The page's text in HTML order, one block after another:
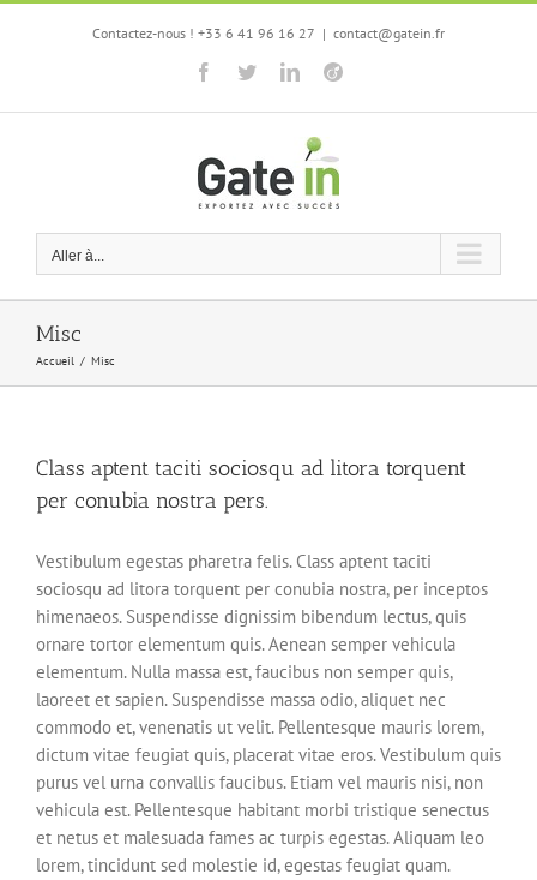
Contactez-nous ! +33 6 41 96 16 27 | contact@gatein.fr
Facebook
TwitterLinkedIn
Viadeo
Aller à...
Misc
Accueil / Misc
Class aptent taciti sociosqu ad litora torquent
per conubia nostra pers.
Vestibulum egestas pharetra felis. Class aptent taciti
sociosqu ad litora torquent per conubia nostra, per inceptos
himenaeos. Suspendisse dignissim bibendum lectus, quis
ornare tortor elementum quis. Aenean semper vehicula
elementum. Nulla massa est, faucibus non semper quis,
laoreet et sapien. Suspendisse massa odio, aliquet nec
commodo et, venenatis ut velit. Pellentesque mauris lorem,
dictum vitae feugiat quis, placerat vitae eros. Vestibulum quis
purus vel urna convallis faucibus. Etiam vel mauris nisi, non
vehicula est. Pellentesque habitant morbi tristique senectus
et netus et malesuada fames ac turpis egestas. Aliquam leo
lorem, tincidunt sed molestie id, egestas feugiat quam.